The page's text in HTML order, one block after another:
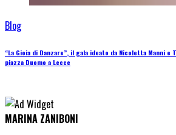
Blog
“La Gioia di Danzare”, il gala ideato da Nicoletta Manni
piazza Duomo a Lecce
MARINA ZANIBONI